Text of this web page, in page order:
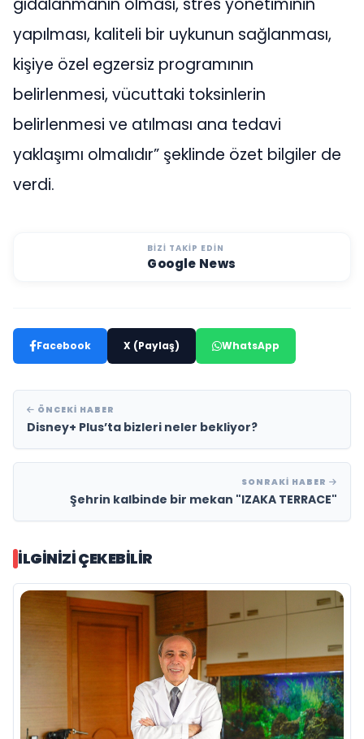
gıdalanmanın olması, stres yönetiminin
yapılması, kaliteli bir uykunun sağlanması,
kişiye özel egzersiz programının
belirlenmesi, vücuttaki toksinlerin
belirlenmesi ve atılması ana tedavi
yaklaşımı olmalıdır” şeklinde özet bilgiler de
verdi.
BIZI TAKIP EDIN
Google News
Facebook X (Paylaş) WhatsApp
ÖNCEKI HABER
Disney+ Plus’ta bizleri neler bekliyor?
SONRAKI HABER
Şehrin kalbinde bir mekan "IZAKA TERRACE"
İLGINIZI ÇEKEBILIR